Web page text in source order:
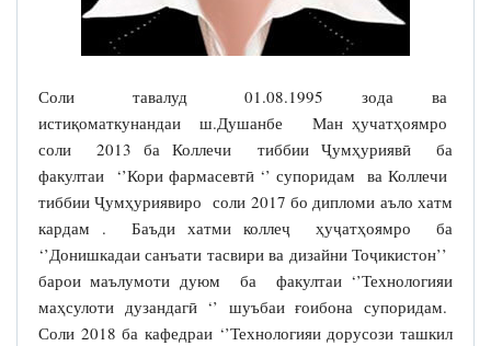
Соли тавалуд 01.08.1995 зода ва
истиқоматкунандаи ш.Душанбе Ман ҳучатҳоямро
соли 2013 ба Коллечи тиббии Ҷумҳуриявӣ ба
факултаи ‘’Кори фармасевтӣ ‘’ супоридам ва Коллечи
тиббии Ҷумҳуриявиро соли 2017 бо дипломи аъло хатм
кардам . Баъди хатми коллеҷ ҳуҷатҳоямро ба
‘’Донишкадаи санъати тасвири ва дизайни Тоҷикистон’’
барои маълумоти дуюм ба факултаи ‘’Технологияи
маҳсулоти дузандагӣ ‘’ шуъбаи ғоибона супоридам.
Соли 2018 ба кафедраи ‘’Технологияи дорусози ташкил